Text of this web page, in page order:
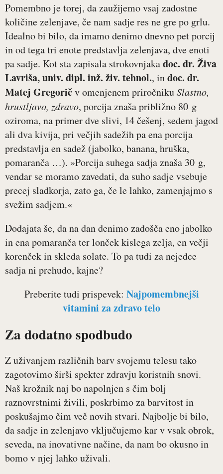
Pomembno je torej, da zaužijemo vsaj zadostne
količine zelenjave, če nam sadje res ne gre po grlu.
Idealno bi bilo, da imamo denimo dnevno pet porcij
in od tega tri enote predstavlja zelenjava, dve enoti
pa sadje. Kot sta zapisala strokovnjakadoc. dr. Živa
Lavriša, univ. dipl. inž. živ. tehnol., indoc. dr.
Matej Gregoričv omenjenem priročnikuSlastno,
hrustljavo, zdravo, porcija znaša približno 80 g
oziroma, na primer dve slivi, 14 češenj, sedem jagod
ali dva kivija, pri večjih sadežih pa ena porcija
predstavlja en sadež (jabolko, banana, hruška,
pomaranča …). »Porcija suhega sadja znaša 30 g,
vendar se moramo zavedati, da suho sadje vsebuje
precej sladkorja, zato ga, če le lahko, zamenjajmo s
svežim sadjem.«
Dodajata še, da na dan denimo zadošča eno jabolko
in ena pomaranča ter lonček kislega zelja, en večji
korenček in skleda solate. To pa tudi za nejedce
sadja ni prehudo, kajne?
Preberite tudi prispevek: Najpomembnejši
vitamini za zdravo telo
Za dodatno spodbudo
Z uživanjem različnih barv svojemu telesu tako
zagotovimo širši spekter zdravju koristnih snovi.
Naš krožnik naj bo napolnjen s čim bolj
raznovrstnimi živili, poskrbimo za barvitost in
poskušajmo čim več novih stvari. Najbolje bi bilo,
da sadje in zelenjavo vključujemo kar v vsak obrok,
seveda, na inovativne načine, da nam bo okusno in
bomo v njej lahko uživali.